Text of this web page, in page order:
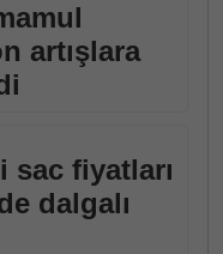
artışlara
sac fiyatları
dalgalı